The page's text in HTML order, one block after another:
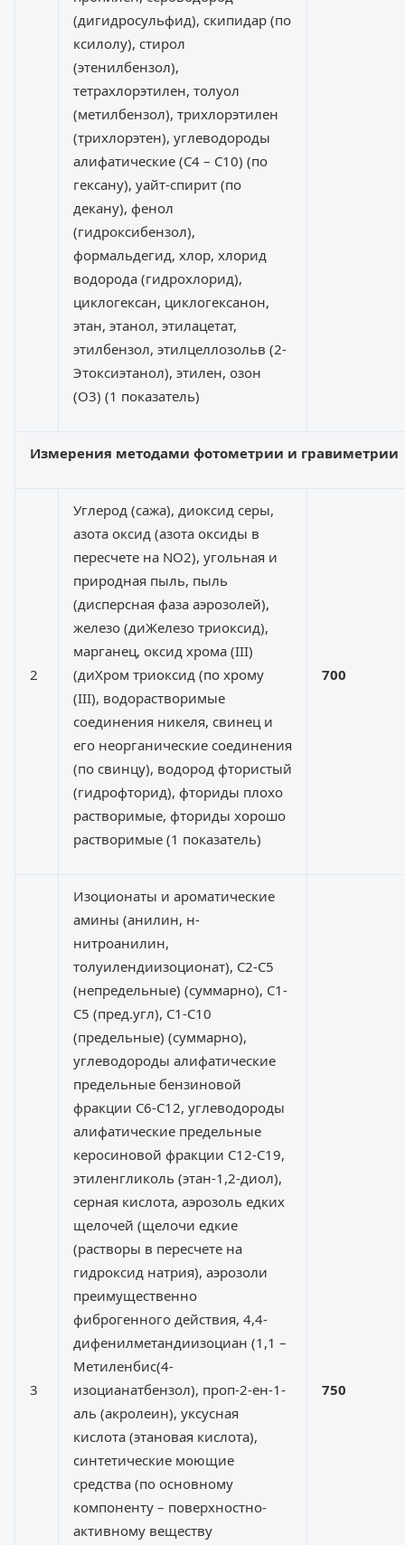
(дигидросульфид), скипидар (по
ксилолу), стирол
(этенилбензол),
тетрахлорэтилен, толуол
(метилбензол), трихлорэтилен
(трихлорэтен), углеводороды
алифатические (C4 – C10) (по
гексану), уайт-спирит (по
декану), фенол
(гидроксибензол),
формальдегид, хлор, хлорид
водорода (гидрохлорид),
циклогексан, циклогексанон,
этан, этанол, этилацетат,
этилбензол, этилцеллозольв (2-
Этоксиэтанол), этилен, озон
(O3) (1 показатель)
Измерения методами фотометрии и гравиметрии
2
Углерод (сажа), диоксид серы,
азота оксид (азота оксиды в
пересчете на NO2), угольная и
природная пыль, пыль
(дисперсная фаза аэрозолей),
железо (диЖелезо триоксид),
марганец, оксид хрома (III)
(диХром триоксид (по хрому
(III), водорастворимые
соединения никеля, свинец и
его неорганические соединения
(по свинцу), водород фтористый
(гидрофторид), фториды плохо
растворимые, фториды хорошо
растворимые (1 показатель)
700
3
Изоционаты и ароматические
амины (анилин, н-
нитроанилин,
толуилендиизоционат), С2-С5
(непредельные) (суммарно), С1-
С5 (пред.угл), С1-С10
(предельные) (суммарно),
углеводороды алифатические
предельные бензиновой
фракции С6-С12, углеводороды
алифатические предельные
керосиновой фракции С12-С19,
этиленгликоль (этан-1,2-диол),
серная кислота, аэрозоль едких
щелочей (щелочи едкие
(растворы в пересчете на
гидроксид натрия), аэрозоли
преимущественно
фиброгенного действия, 4,4-
дифенилметандиизоциан (1,1 –
Метиленбис(4-
изоцианатбензол), проп-2-ен-1-
аль (акролеин), уксусная
кислота (этановая кислота),
синтетические моющие
средства (по основному
компоненту – поверхностно-
активному веществу
750